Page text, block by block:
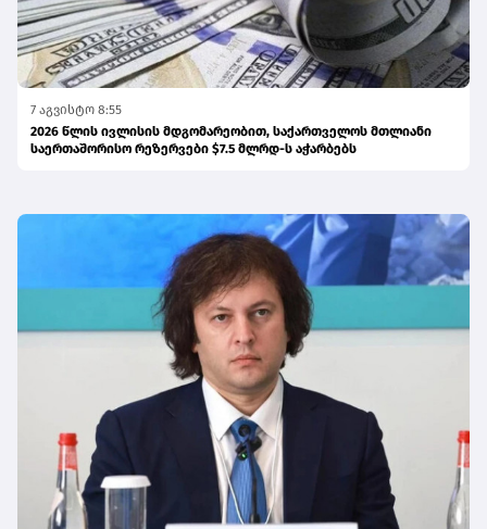
7 აგვისტო 8:55
2026 წლის ივლისის მდგომარეობით, საქართველოს მთლიანი
საერთაშორისო რეზერვები $7.5 მლრდ-ს აჭარბებს